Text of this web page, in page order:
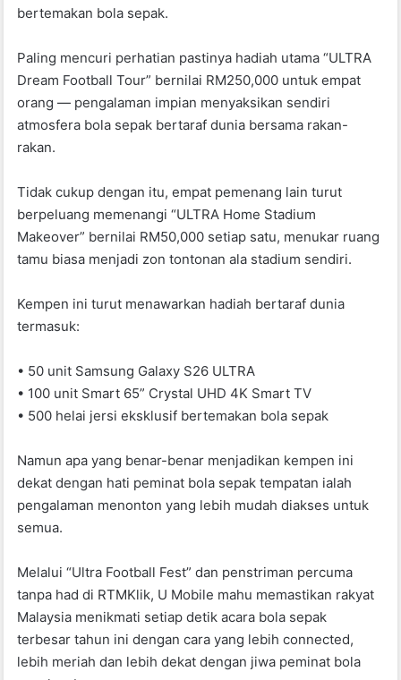
bertemakan bola sepak.
Paling mencuri perhatian pastinya hadiah utama “ULTRA
Dream Football Tour” bernilai RM250,000 untuk empat
orang — pengalaman impian menyaksikan sendiri
atmosfera bola sepak bertaraf dunia bersama rakan-
rakan.
Tidak cukup dengan itu, empat pemenang lain turut
berpeluang memenangi “ULTRA Home Stadium
Makeover” bernilai RM50,000 setiap satu, menukar ruang
tamu biasa menjadi zon tontonan ala stadium sendiri.
Kempen ini turut menawarkan hadiah bertaraf dunia
termasuk:
• 50 unit Samsung Galaxy S26 ULTRA
• 100 unit Smart 65” Crystal UHD 4K Smart TV
• 500 helai jersi eksklusif bertemakan bola sepak
Namun apa yang benar-benar menjadikan kempen ini
dekat dengan hati peminat bola sepak tempatan ialah
pengalaman menonton yang lebih mudah diakses untuk
semua.
Melalui “Ultra Football Fest” dan penstriman percuma
tanpa had di RTMKlik, U Mobile mahu memastikan rakyat
Malaysia menikmati setiap detik acara bola sepak
terbesar tahun ini dengan cara yang lebih connected,
lebih meriah dan lebih dekat dengan jiwa peminat bola